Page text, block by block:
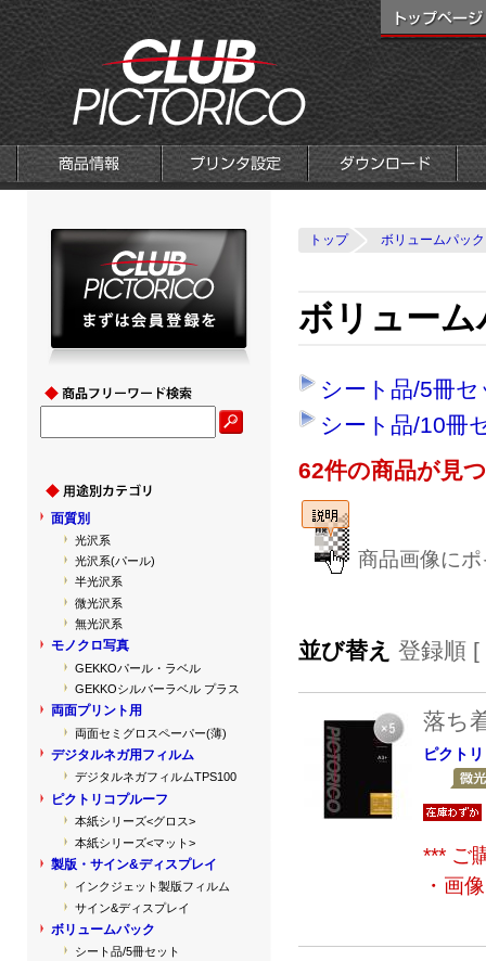
トップ ボリュームパック
ボリュー
シート品/5冊セ
シート品/10冊
62件の商品が見
商品画像に
並び替え 登録順 [
落ち
ピクト
*** ご
・画
面質別
光沢系
光沢系(パール)
半光沢系
微光沢系
無光沢系
モノクロ写真
GEKKOパール・ラベル
GEKKOシルバーラベル プラス
両面プリント用
両面セミグロスペーパー(薄)
デジタルネガ用フィルム
デジタルネガフィルムTPS100
ピクトリコプルーフ
本紙シリーズ<グロス>
本紙シリーズ<マット>
製版・サイン&ディスプレイ
インクジェット製版フィルム
サイン&ディスプレイ
ボリュームパック
シート品/5冊セット